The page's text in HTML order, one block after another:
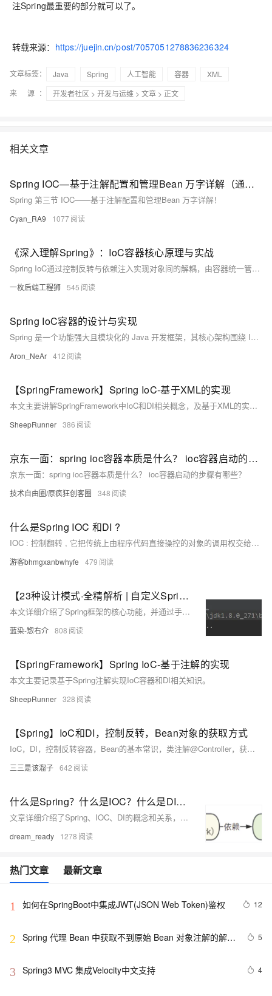
注Spring最重要的部分就可以了。
转载来源： https://juejin.cn/post/7057051278836236324
文章标签： Java Spring 人工智能 容器
XML
来 源：
开发者社区 > 开发与运维 > 文章 > 正文
相关文章
Spring IOC—基于注解配置和管理Bean 万字详解（通俗易懂）
Spring 第三节 IOC——基于注解配置和管理Bean 万字详解！
Cyan_RA9 1077
《深入理解Spring》：IoC容器核心原理与实战
Spring IoC通过控制反转与依赖注入实现对象间的解耦，由容器统一管理Bean的生命周期与依赖关系。支持XML、注解和Java配置三种方式，结合作用域、条件化配置与循环依赖处理等机制，提升应用的可维护性与可测试性，是现代Java开发的核心基石。
一枚后端工程狮 545
Spring IoC容器的设计与实现
Spring 是一个功能强大且模块化的 Java 开发框架，其核心架构围绕 IoC 容器、AOP、数据访问与集成、Web 层支持等展开。其中，`BeanFactory` 和 `ApplicationContext` 是 Spring 容器的核心组件，分别定位为基础容器和高级容器，前者提供轻量级的 Bean 管理，后者扩展了事件发布、国际化等功能。
Aron_NeAr 412
【SpringFramework】Spring IoC-基于XML的实现
本文主要讲解SpringFramework中IoC和DI相关概念，及基于XML的实现方式。
SheepRunner 386
京东一面：spring ioc容器本质是什么？ ioc容器启动的步骤有哪些？
京东一面：spring ioc容器本质是什么？ ioc容器启动的步骤有哪些？
技术自由圈/原疯狂创客圈 348
什么是Spring IOC 和DI ?
IOC : 控制翻转 , 它把传统上由程序代码直接操控的对象的调用权交给容 器，通过容器来实现对象组件的装配和管理。所谓的“控制反转”概念就是对组件对象控制权的转 移，从程序代码本身转移到了外部容器。 DI : 依赖注入，在我们创建对象的过程中，把对象依赖的属性注入到我们的类中。
游客bhmgxanbwhyfe 479
【23种设计模式·全精解析 | 自定义Spring框架篇】Spring核心源码分析+自定义Spring的IOC功能，依赖注入功能
本文详细介绍了Spring框架的核心功能，并通过手写自定义Spring框架的方式，深入理解了Spring的IOC(控制反转)和DI（依赖注入）功能，并且学会实际运用设计模式到真实开发中。
蓝染-惣右介 808
【SpringFramework】Spring IoC-基于注解的实现
本文主要记录基于Spring注解实现IoC容器和DI相关知识。
SheepRunner 328
【Spring】IoC和DI，控制反转，Bean对象的获取方式
IoC，DI，控制反转容器，Bean的基本常识，类注解@Controller，获取Bean对象的常用三种方式
三三是该溜子 642
什么是Spring？什么是IOC？什么是DI？IOC和DI的关系？ —— 零基础可无压力学习，带源码
文章详细介绍了Spring、IOC、DI的概念和关系，解释了控制反转(IOC)和依赖注入(DI)的原理，并提供了IOC的代码示例，阐述了Spring框架作为IOC容器的应用。
dream_ready 1278
热门文章 最新文章
1 如何在SpringBoot中集成JWT(JSON Web Token)鉴权 12
2 Spring 代理 Bean 中获取不到原始 Bean 对象注解的解决
5
3 Spring3 MVC 集成Velocity中文支持 4